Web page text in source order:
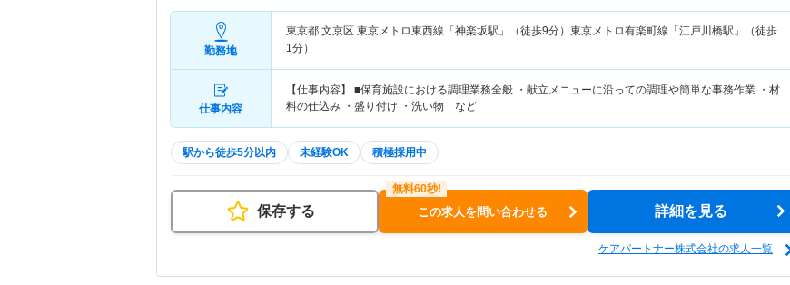
勤務地
東京都 文京区 東京メトロ東西線「神楽坂駅」（徒歩9分）東京メトロ有楽町線「江戸川橋駅」（徒歩
1分）
仕事内容
【仕事内容】 ■保育施設における調理業務全般 ・献立メニューに沿っての調理や簡単な事務作業 ・材
料の仕込み ・盛り付け ・洗い物 など
駅から徒歩5分以内 未経験OK 積極採用中
保存する この求人を問い合わせる 詳細を見る
ケアパートナー株式会社の求人一覧